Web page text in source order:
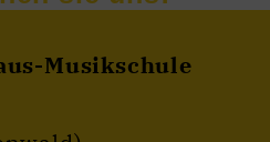
Musikschule